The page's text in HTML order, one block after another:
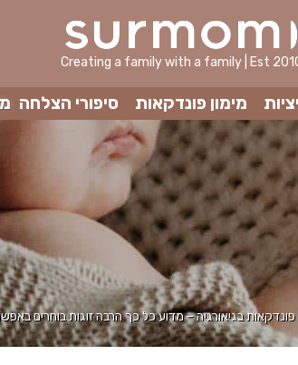
מימון פונדקאות סיפורי הצלחה
פונדקאות בגיאורגיה – מדוע כל כך הרבה זוגות בוחרים